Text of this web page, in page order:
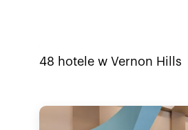
48 hotele w Vernon Hills